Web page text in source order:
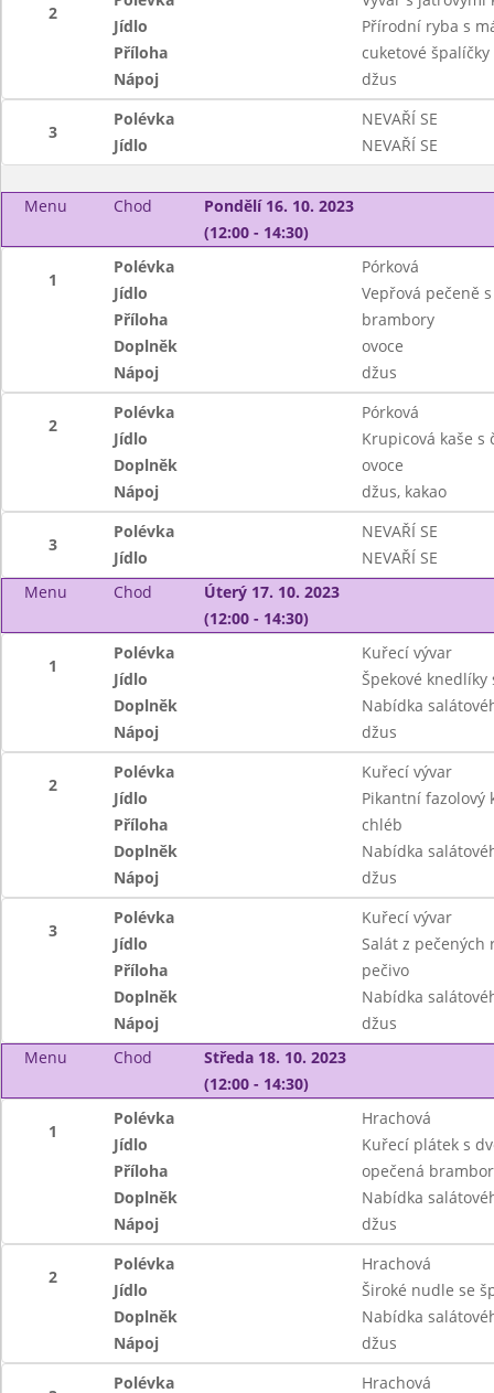
2
Jídlo
Přírodní ryba s
Příloha
cuketové
Nápoj
džus
3
Polévka
NEVAŘÍ SE
Jídlo
NEVAŘÍ SE
Menu Chod
Pondělí 16. 10. 2023
(12:00 - 14:30)
1
Polévka
Pórková
Jídlo
Vepřová pečeně
Příloha
brambory
Doplněk
ovoce
Nápoj
džus
2
Polévka
Pórková
Jídlo
Krupicová kaše s
Doplněk
ovoce
Nápoj
džus, kakao
3
Polévka
NEVAŘÍ SE
Jídlo
NEVAŘÍ SE
Menu
Chod
Úterý 17. 10. 2023
(12:00 - 14:30)
1
Polévka
Kuřecí vývar
Jídlo
Špekové knedlíky
Doplněk
Nabídka
Nápoj
džus
2
Polévka
Kuřecí vývar
Jídlo
Pikantní fazolový
Příloha
chléb
Doplněk
Nabídka
Nápoj
džus
3
Polévka
Kuřecí vývar
Jídlo
Salát z pečených
Příloha
pečivo
Doplněk
Nabídka
Nápoj
džus
Menu
Chod
Středa 18. 10. 2023
(12:00 - 14:30)
1
Polévka
Hrachová
Jídlo
Kuřecí plátek s
Příloha
opečená
Doplněk
Nabídka
Nápoj
džus
2
Polévka
Hrachová
Jídlo
Široké nudle se
Doplněk
Nabídka
Nápoj
džus
Polévka
Hrachová